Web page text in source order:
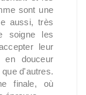
sont une
aussi, très
soigne les
leur
douceur
d'autres.
finale, où